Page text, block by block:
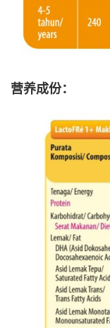
营养成份：